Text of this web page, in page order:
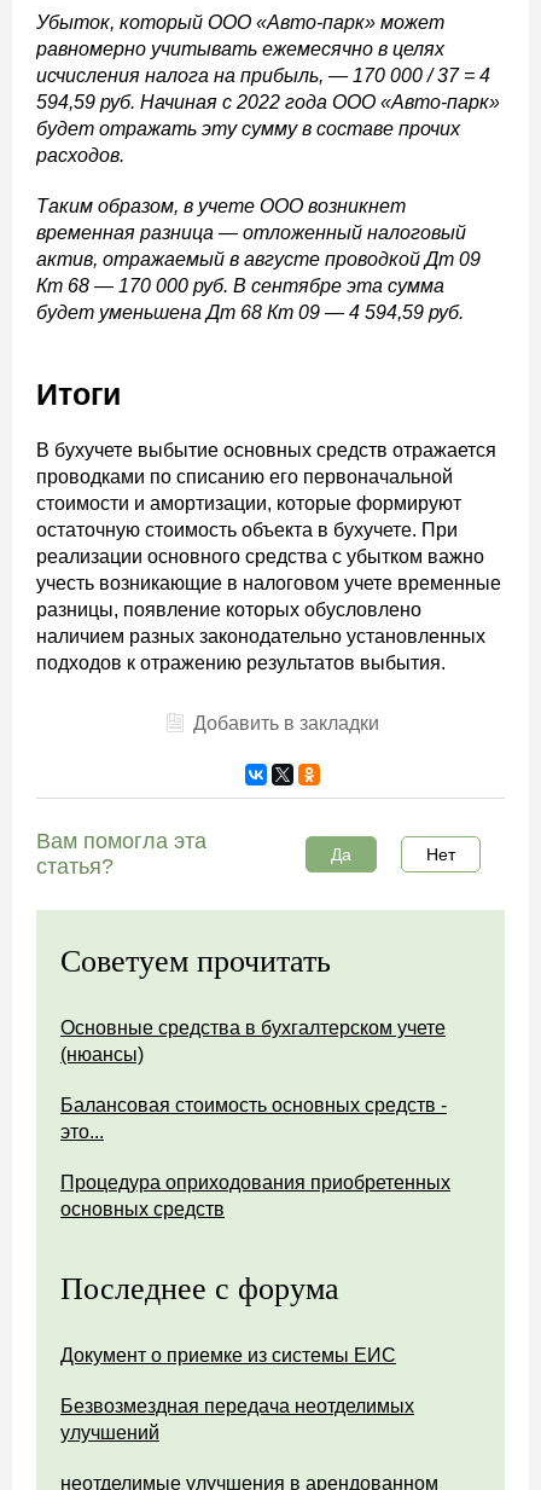
Убыток, который ООО «Авто-парк» может
равномерно учитывать ежемесячно в целях
исчисления налога на прибыль, — 170 000 / 37 = 4
594,59 руб. Начиная с 2022 года ООО «Авто-парк»
будет отражать эту сумму в составе прочих
расходов.
Таким образом, в учете ООО возникнет
временная разница — отложенный налоговый
актив, отражаемый в августе проводкой Дт 09
Кт 68 — 170 000 руб. В сентябре эта сумма
будет уменьшена Дт 68 Кт 09 — 4 594,59 руб.
Итоги
В бухучете выбытие основных средств отражается
проводками по списанию его первоначальной
стоимости и амортизации, которые формируют
остаточную стоимость объекта в бухучете. При
реализации основного средства с убытком важно
учесть возникающие в налоговом учете временные
разницы, появление которых обусловлено
наличием разных законодательно установленных
подходов к отражению результатов выбытия.
Добавить в закладки
Вам помогла эта
статья?
Да Нет
Советуем прочитать
Основные средства в бухгалтерском учете
(нюансы)
Балансовая стоимость основных средств -
это...
Процедура оприходования приобретенных
основных средств
Последнее с форума
Документ о приемке из системы ЕИС
Безвозмездная передача неотделимых
улучшений
неотделимые улучшения в арендованном